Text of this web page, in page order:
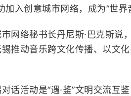
入创意城市网络，成为“世界
络秘书长丹尼斯·巴克斯说
推动音乐跨文化传播、以文
活动是“遇·鉴”文明交流互